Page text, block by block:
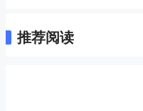
推荐阅读